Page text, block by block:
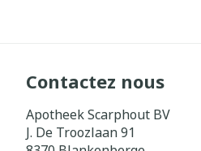
Contactez nous
Apotheek Scarphout BV
J. De Troozlaan 91